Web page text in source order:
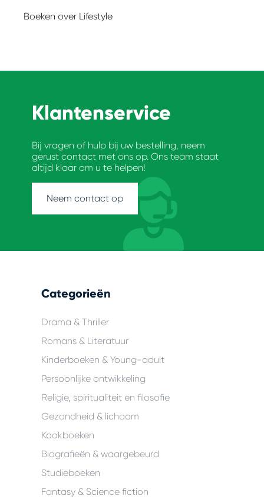
Boeken over Lifestyle
Klantenservice
Bij vragen of hulp bij uw bestelling, neem
gerust contact met ons op. Ons team staat
altijd klaar om u te helpen!
Neem contact op
Categorieën
Drama & Thriller
Romans & Literatuur
Kinderboeken & Young-adult
Persoonlijke ontwikkeling
Religie, spiritualiteit en filosofie
Gezondheid & lichaam
Kookboeken
Biografieën & waargebeurd
Studieboeken
Fantasy & Science fiction